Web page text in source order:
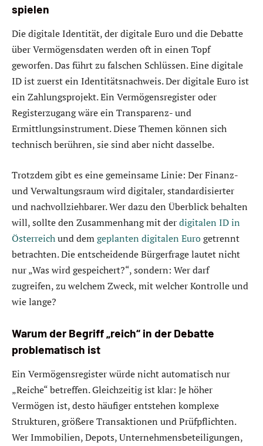
spielen
Die digitale Identität, der digitale Euro und die Debatte
über Vermögensdaten werden oft in einen Topf
geworfen. Das führt zu falschen Schlüssen. Eine digitale
ID ist zuerst ein Identitätsnachweis. Der digitale Euro ist
ein Zahlungsprojekt. Ein Vermögensregister oder
Registerzugang wäre ein Transparenz- und
Ermittlungsinstrument. Diese Themen können sich
technisch berühren, sie sind aber nicht dasselbe.
Trotzdem gibt es eine gemeinsame Linie: Der Finanz-
und Verwaltungsraum wird digitaler, standardisierter
und nachvollziehbarer. Wer dazu den Überblick behalten
will, sollte den Zusammenhang mit derdigitalen ID in
Österreichund demgeplanten digitalen Eurogetrennt
betrachten. Die entscheidende Bürgerfrage lautet nicht
nur „Was wird gespeichert?“, sondern: Wer darf
zugreifen, zu welchem Zweck, mit welcher Kontrolle und
wie lange?
Warum der Begriff „reich“ in der Debatte
problematisch ist
Ein Vermögensregister würde nicht automatisch nur
„Reiche“ betreffen. Gleichzeitig ist klar: Je höher
Vermögen ist, desto häufiger entstehen komplexe
Strukturen, größere Transaktionen und Prüfpflichten.
Wer Immobilien, Depots, Unternehmensbeteiligungen,